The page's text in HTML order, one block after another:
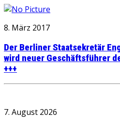
8. März 2017
Der Berliner Staatsekretär
wird neuer Geschäftsführer
+++
7. August 2026